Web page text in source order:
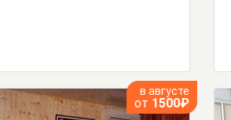
в августе
от 1500₽